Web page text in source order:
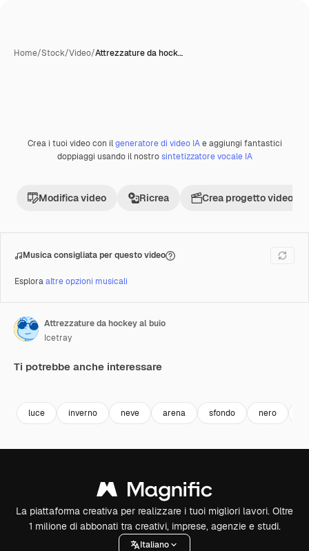
Home/Stock/Video/Attrezzature da hock…
Premium
Crea i tuoi video con ilgeneratore di video IAe aggiungi fantastici
doppiaggi usando il nostrosintetizzatore vocale IA
Modifica video Ricrea Crea progetto video
Musica consigliata per questo video
Esploraaltre opzioni musicali
Attrezzature da hockey al buio
Icetray
Ti potrebbe anche interessare
luce inverno neve arena sfondo nero
La piattaforma creativa per realizzare i tuoi migliori lavori. Oltre
1 milione di abbonati tra creativi, imprese, agenzie e studi.
Italiano